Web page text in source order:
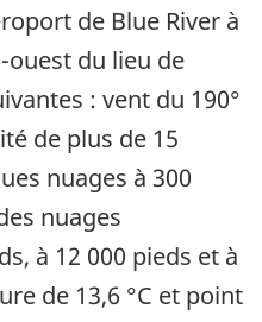
de Blue River à
du lieu de
: vent du 190°
de plus de 15
nuages à 300
nuages
à 12 000 pieds et à
de 13,6 °C et point